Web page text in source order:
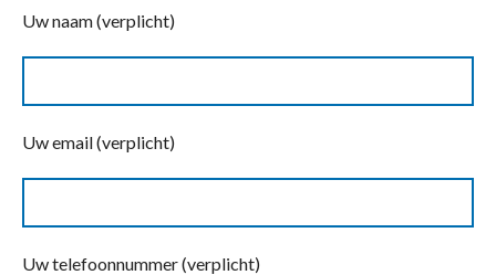
Uw naam (verplicht)
Uw email (verplicht)
Uw telefoonnummer (verplicht)